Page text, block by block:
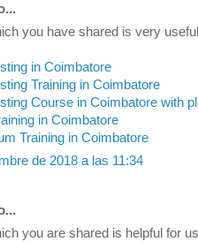
you have shared is very
in Coimbatore
Training in Coimbatore
Course in Coimbatore with
in Coimbatore
Training in Coimbatore
de 2018 a las 11:34
you are shared is helpful for